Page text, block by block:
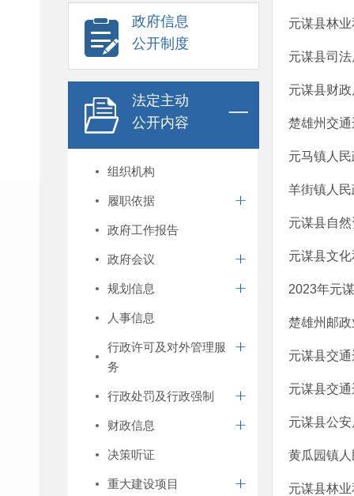
政府信息
公开制度
法定主动
公开内容
组织机构
履职依据
政府工作报告
政府会议
规划信息
人事信息
行政许可及对外管理服
务
行政处罚及行政强制
财政信息
决策听证
重大建设项目
元谋县林
元谋县司
元谋县财
楚雄州交
元马镇人
羊街镇人
元谋县自
元谋县文
2023年元
楚雄州邮
元谋县交
元谋县交
元谋县公
黄瓜园镇
元谋县林